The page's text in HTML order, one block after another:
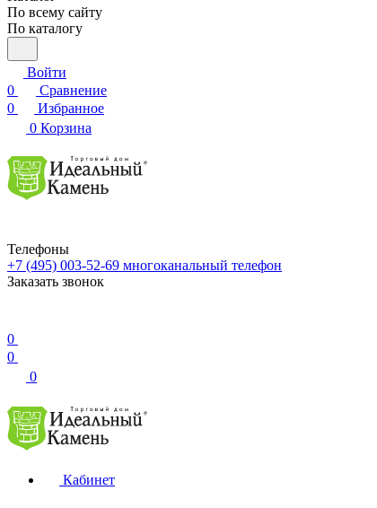
По всему сайту
По каталогу
Войти
0
Сравнение
0
Избранное
0 Корзина
Телефоны
+7 (495) 003-52-69 многоканальный телефон
Заказать звонок
0
0
0
Кабинет